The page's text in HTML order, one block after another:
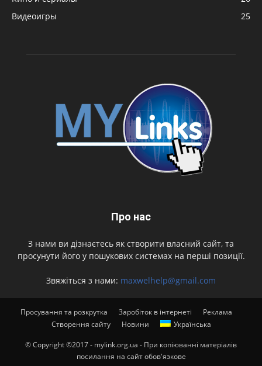
Видеоигры
25
Про нас
З нами ви дізнаєтесь як створити власний сайт, та
просунути його у пошукових системах на перші позиції.
Звяжіться з нами: maxwelhelp@gmail.com
Просування та розкрутка Заробіток в інтернеті
Реклама
Створення сайту
Новини Українська
© Copyright ©2017 - mylink.org.ua - При копіюванні матеріалів
посилання на сайт обов'язкове